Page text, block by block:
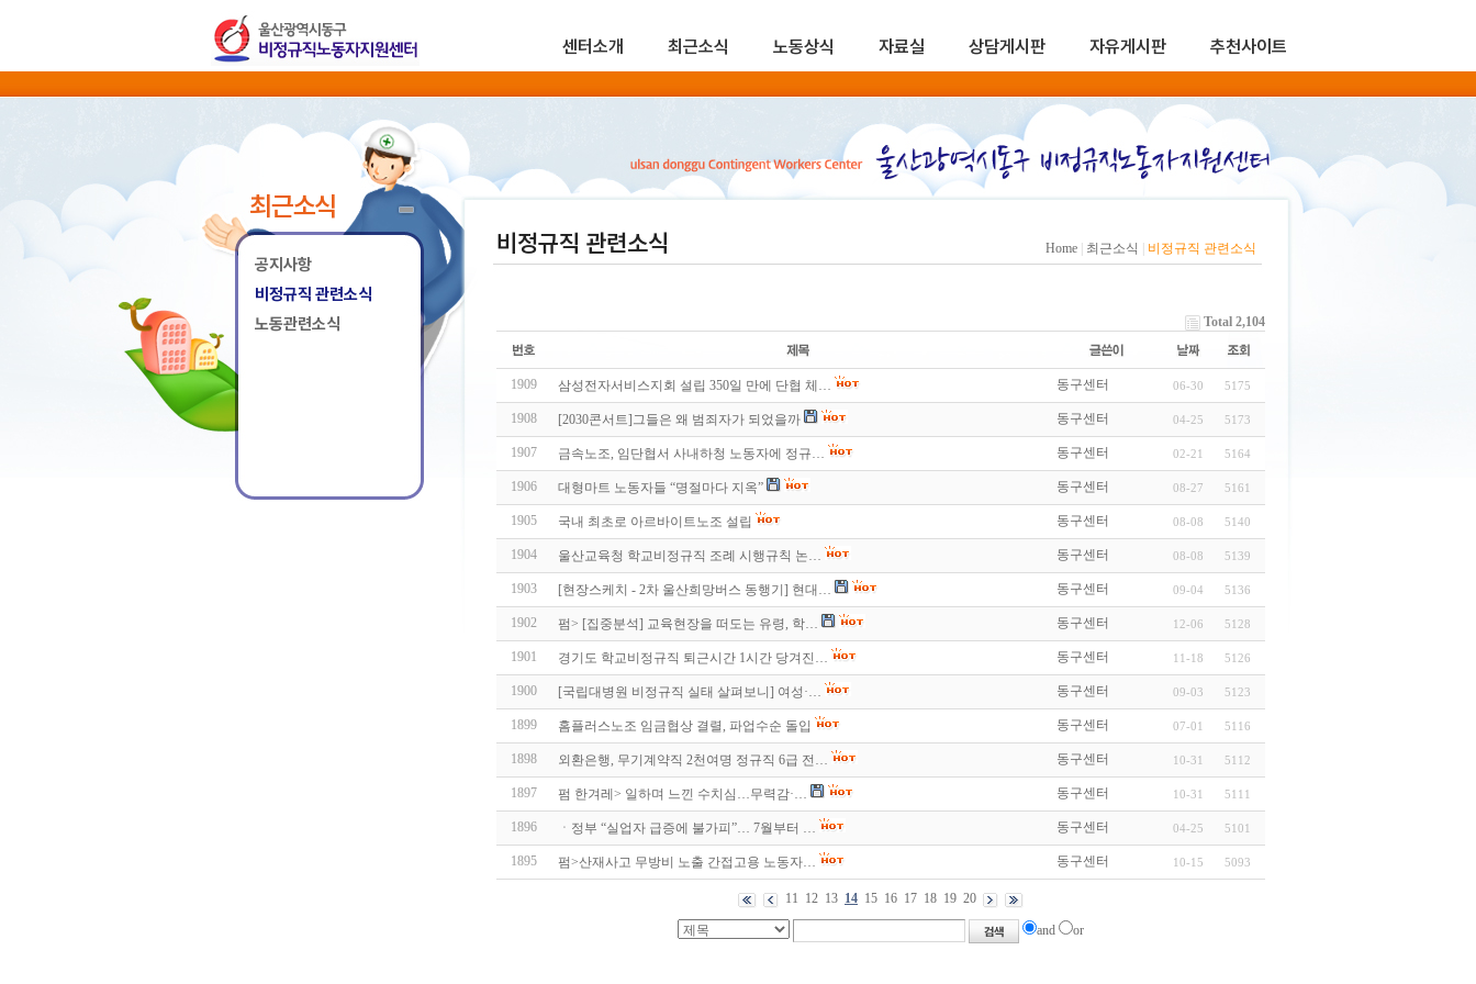
센터소개 최근소식 노동상식 자료실 상담게시판 자유게시판 추천사이트
최근소식
공지사항
비정규직 관련소식
노동관련소식
비정규직 관련소식 Home 최근소식 비정규직 관련소식
Total 2,104
1909 삼성전자서비스지회 설립 350일 만에 단협 체… 동구센터 06-30 5175
1908 [2030콘서트]그들은 왜 범죄자가 되었을까 동구센터 04-25 5173
1907 금속노조, 임단협서 사내하청 노동자에 정규… 동구센터 02-21 5164
1906 대형마트 노동자들 “명절마다 지옥” 동구센터 08-27 5161
1905 국내 최초로 아르바이트노조 설립 동구센터 08-08 5140
1904 울산교육청 학교비정규직 조례 시행규칙 논… 동구센터 08-08 5139
1903 [현장스케치 - 2차 울산희망버스 동행기] 현대… 동구센터 09-04 5136
1902 펌> [집중분석] 교육현장을 떠도는 유령, 학… 동구센터 12-06 5128
1901 경기도 학교비정규직 퇴근시간 1시간 당겨진… 동구센터 11-18 5126
1900 [국립대병원 비정규직 실태 살펴보니] 여성·… 동구센터 09-03 5123
1899 홈플러스노조 임금협상 결렬, 파업수순 돌입 동구센터 07-01 5116
1898 외환은행, 무기계약직 2천여명 정규직 6급 전… 동구센터 10-31 5112
1897 펌 한겨레> 일하며 느낀 수치심…무력감·… 동구센터 10-31 5111
1896 ㆍ정부 “실업자 급증에 불가피”… 7월부터 … 동구센터 04-25 5101
1895 펌>산재사고 무방비 노출 간접고용 노동자… 동구센터 10-15 5093
11 12 13 14 15 16 17 18 19 20
and or